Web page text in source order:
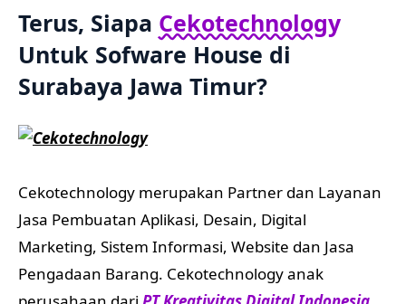
Terus, Siapa Cekotechnology
Untuk Sofware House di
Surabaya Jawa Timur?
Cekotechnology merupakan Partner dan Layanan
Jasa Pembuatan Aplikasi, Desain, Digital
Marketing, Sistem Informasi, Website dan Jasa
Pengadaan Barang. Cekotechnology anak